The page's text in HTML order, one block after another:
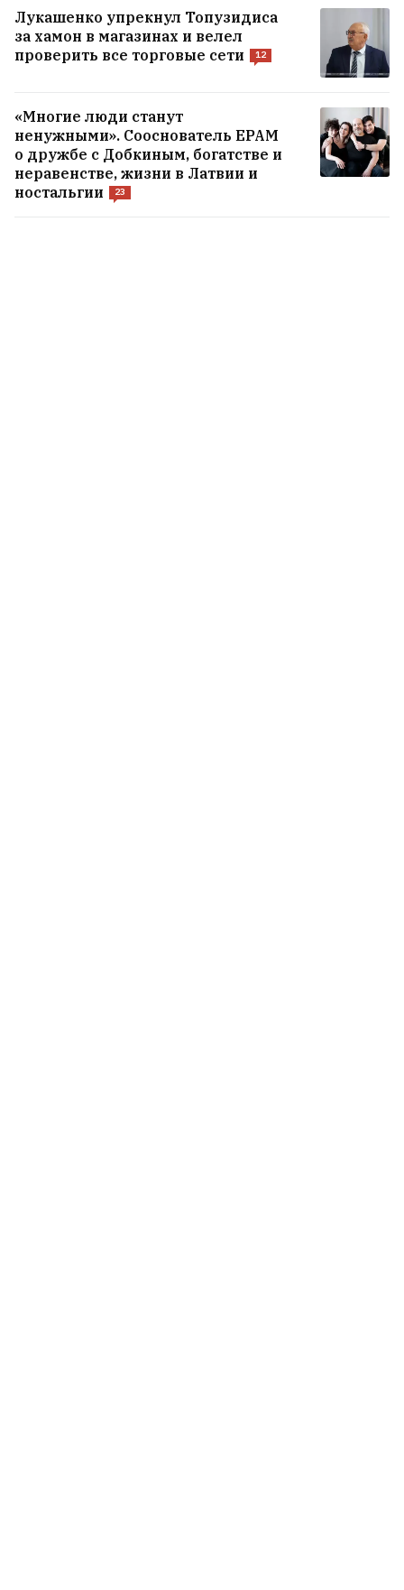
Лукашенко упрекнул Топузидиса
за хамон в магазинах и велел
проверить все торговые сети
12
«Многие люди станут
ненужными». Сооснователь EPAM
о дружбе с Добкиным, богатстве и
неравенстве, жизни в Латвии и
ностальгии
23
что это будет тянуться максимум год 3
Шторм натворил бед в Вилейском и
ВСЕ НОВОСТИ →